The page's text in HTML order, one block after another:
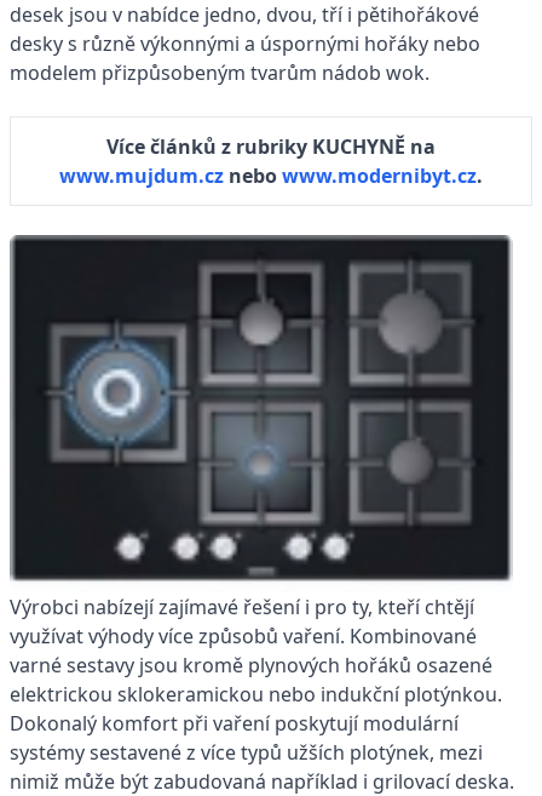
desek jsou v nabídce jedno, dvou, tří i pětihořákové
desky s různě výkonnými a úspornými hořáky nebo
modelem přizpůsobeným tvarům nádob wok.
Více článků z rubriky KUCHYNĚ na
www.mujdum.cz nebowww.modernibyt.cz.
Výrobci nabízejí zajímavé řešení i pro ty, kteří chtějí
využívat výhody více způsobů vaření. Kombinované
varné sestavy jsou kromě plynových hořáků osazené
elektrickou sklokeramickou nebo indukční plotýnkou.
Dokonalý komfort při vaření poskytují modulární
systémy sestavené z více typů užších plotýnek, mezi
nimiž může být zabudovaná například i grilovací deska.